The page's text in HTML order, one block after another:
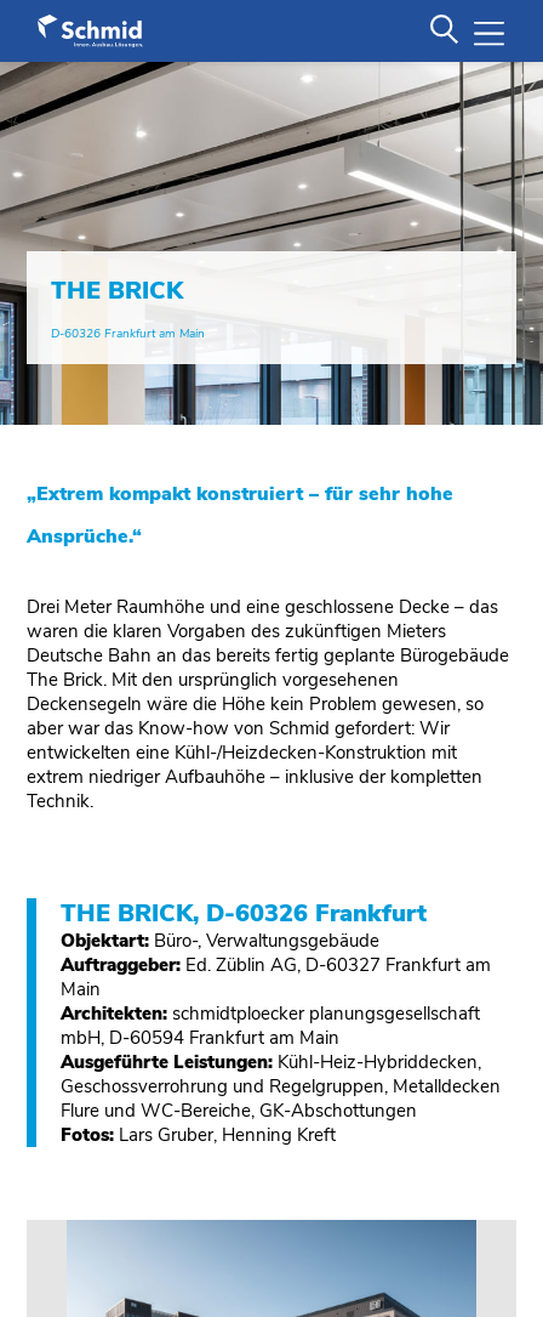
THE BRICK
D-60326 Frankfurt am Main
„Extrem kompakt konstruiert – für sehr hohe
Ansprüche.“
Drei Meter Raumhöhe und eine geschlossene Decke – das
waren die klaren Vorgaben des zukünftigen Mieters
Deutsche Bahn an das bereits fertig geplante Bürogebäude
The Brick. Mit den ursprünglich vorgesehenen
Deckensegeln wäre die Höhe kein Problem gewesen, so
aber war das Know-how von Schmid gefordert: Wir
entwickelten eine Kühl-/Heizdecken-Konstruktion mit
extrem niedriger Aufbauhöhe – inklusive der kompletten
Technik.
THE BRICK, D-60326 Frankfurt
Objektart: Büro-, Verwaltungsgebäude
Auftraggeber: Ed. Züblin AG, D-60327 Frankfurt am
Main
Architekten: schmidtploecker planungsgesellschaft
mbH, D-60594 Frankfurt am Main
Ausgeführte Leistungen: Kühl-Heiz-Hybriddecken,
Geschossverrohrung und Regelgruppen, Metalldecken
Flure und WC-Bereiche, GK-Abschottungen
Fotos: Lars Gruber, Henning Kreft